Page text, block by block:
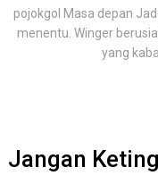
pojokgol Masa depan
menentu. Winger
yang
Jangan